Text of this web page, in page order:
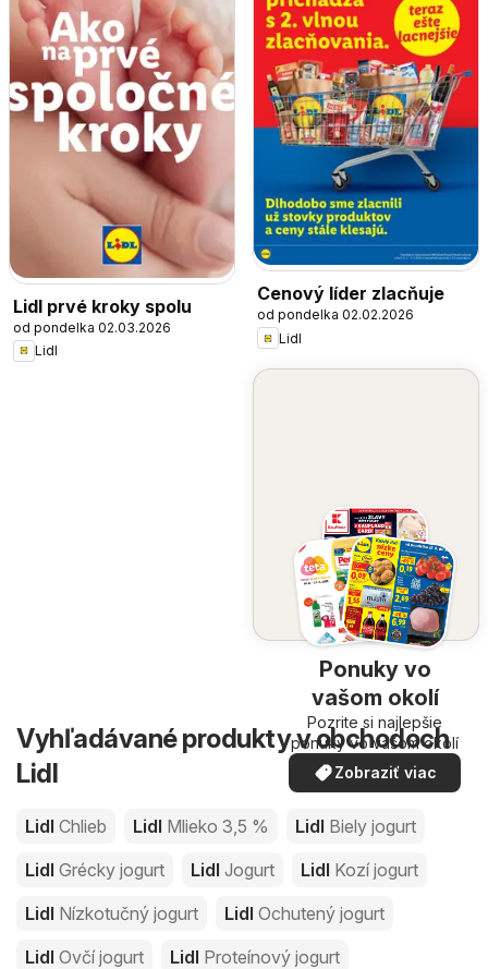
Lidl prvé kroky spolu
od pondelka 02.03.2026
Lidl
Cenový líder zlacňuje
od pondelka 02.02.2026
Lidl
Ponuky vo
vašom okolí
Pozrite si najlepšie
ponuky vo vašom okolí
Zobraziť viac
Vyhľadávané produkty v obchodoch
Lidl
Lidl Chlieb Lidl Mlieko 3,5 % Lidl Biely jogurt
Lidl Grécky jogurt Lidl Jogurt Lidl Kozí jogurt
Lidl Nízkotučný jogurt Lidl Ochutený jogurt
Lidl Ovčí jogurt Lidl Proteínový jogurt